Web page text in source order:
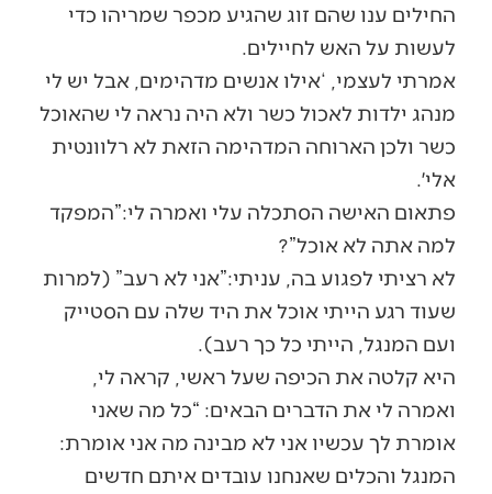
החילים ענו שהם זוג שהגיע מכפר שמריהו כדי
לעשות על האש לחיילים.
אמרתי לעצמי, ‘אילו אנשים מדהימים, אבל יש לי
מנהג ילדות לאכול כשר ולא היה נראה לי שהאוכל
כשר ולכן הארוחה המדהימה הזאת לא רלוונטית
אלי׳.
פתאום האישה הסתכלה עלי ואמרה לי:”המפקד
למה אתה לא אוכל”?
לא רציתי לפגוע בה, עניתי:”אני לא רעב” (למרות
שעוד רגע הייתי אוכל את היד שלה עם הסטייק
ועם המנגל, הייתי כל כך רעב).
היא קלטה את הכיפה שעל ראשי, קראה לי,
ואמרה לי את הדברים הבאים: “כל מה שאני
אומרת לך עכשיו אני לא מבינה מה אני אומרת:
המנגל והכלים שאנחנו עובדים איתם חדשים